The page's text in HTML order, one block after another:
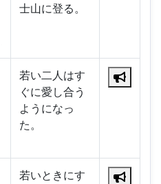
士山に登る。
若い二人はす
ぐに愛し合う
ようになっ
た。
若いときにす